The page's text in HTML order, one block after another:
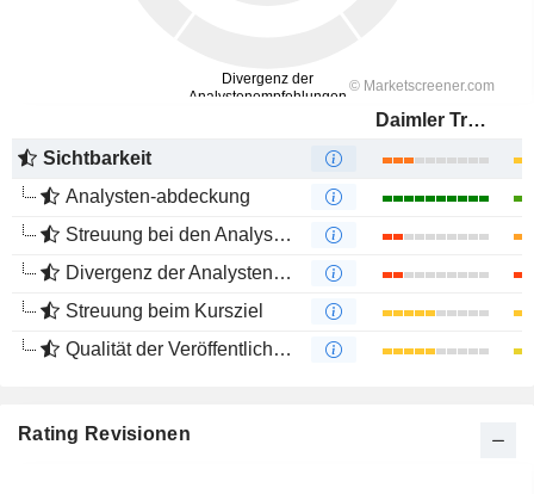
Daimler Truck Holding AG
Sichtbarkeit
Analysten-abdeckung
Streuung bei den Analystenmeinungen
Divergenz der Analystenempfehlungen
Streuung beim Kursziel
Qualität der Veröffentlichungen
Rating Revisionen